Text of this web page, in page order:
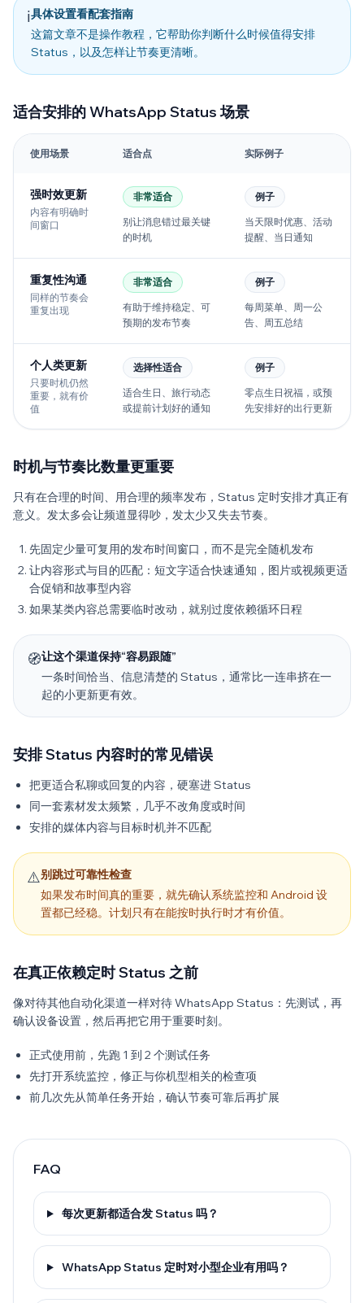
ℹ️具体设置看配套指南
这篇文章不是操作教程，它帮助你判断什么时候值得安排
Status，以及怎样让节奏更清晰。
适合安排的 WhatsApp Status 场景
使用场景 适合点 实际例子
强时效更新
内容有明确时
间窗口
非常适合
别让消息错过最关键
的时机
例子
当天限时优惠、活动
提醒、当日通知
重复性沟通
同样的节奏会
重复出现
非常适合
有助于维持稳定、可
预期的发布节奏
例子
每周菜单、周一公
告、周五总结
个人类更新
只要时机仍然
重要，就有价
值
选择性适合
适合生日、旅行动态
或提前计划好的通知
例子
零点生日祝福，或预
先安排好的出行更新
时机与节奏比数量更重要
只有在合理的时间、用合理的频率发布，Status 定时安排才真正有
意义。发太多会让频道显得吵，发太少又失去节奏。
先固定少量可复用的发布时间窗口，而不是完全随机发布
让内容形式与目的匹配：短文字适合快速通知，图片或视频更适
合促销和故事型内容
如果某类内容总需要临时改动，就别过度依赖循环日程
🧭让这个渠道保持“容易跟随”
一条时间恰当、信息清楚的 Status，通常比一连串挤在一
起的小更新更有效。
安排 Status 内容时的常见错误
把更适合私聊或回复的内容，硬塞进 Status
同一套素材发太频繁，几乎不改角度或时间
安排的媒体内容与目标时机并不匹配
⚠️别跳过可靠性检查
如果发布时间真的重要，就先确认系统监控和 Android 设
置都已经稳。计划只有在能按时执行时才有价值。
在真正依赖定时 Status 之前
像对待其他自动化渠道一样对待 WhatsApp Status：先测试，再
确认设备设置，然后再把它用于重要时刻。
正式使用前，先跑 1 到 2 个测试任务
先打开系统监控，修正与你机型相关的检查项
前几次先从简单任务开始，确认节奏可靠后再扩展
FAQ
每次更新都适合发 Status 吗？
WhatsApp Status 定时对小型企业有用吗？